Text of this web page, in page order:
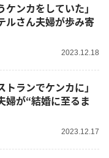
ケンカをしていた」
ルさん夫婦が歩み寄
2023.12.18
トランでケンカに」
が“結婚に至るま
2023.12.17